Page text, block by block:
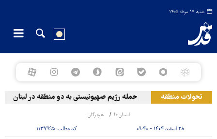
شنبه ۱۷ مرداد ۱۴۰۵
تحولات منطقه حمله رژیم صهیونیستی به دو منطقه در لبنان
استان‌ها هرمزگان
۲۸ اسفند ۱۴۰۴ - ۰۹:۴۰ کد مطلب: ۱۱۳۷۹۹۵